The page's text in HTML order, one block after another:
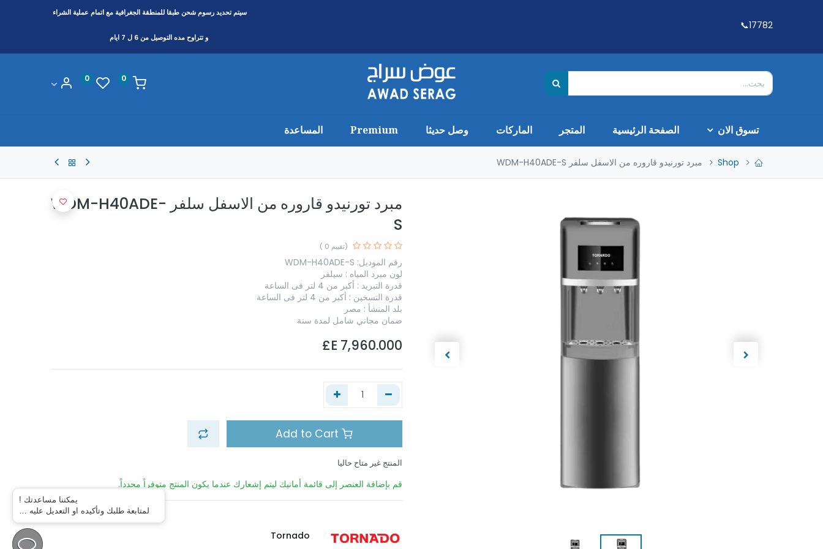
17782📞
سيتم تحديد رسوم شحن طبقاللمنطقةالجغرافية مع اتمام عملية الشراء
و تتراوح مده التوصيل من 6 ل 7 ايام
0
0
تسوق الان الصفحة الرئيسية المتجر الماركات وصل حديثا Premium المساعدة
Shop مبرد تورنيدو قاروره من الاسفل سلفر WDM-H40ADE-S
مبرد تورنيدو قاروره من الاسفل سلفر WDM-H40ADE-
S
(تقييم 0 )
رقم الموديل: WDM-H40ADE-S
لون مبرد المياه : سيلفر
قدرة التبريد : أكبر من 4 لتر فى الساعة
قدرة التسخين : أكبر من 4 لتر فى الساعة
بلد المنشأ : مصر
ضمان مجاني شامل لمدة سنة
7,960.000
Add to Cart
المنتج غير متاح حاليا
قم بإضافة العنصر إلى قائمة أمانيك ليتم إشعارك عندما يكون المنتج متوفراً مجدداً.
Tornado
يمكننا مساعدتك !
لمتابعة طلبك وتأكيده او التعديل عليه …